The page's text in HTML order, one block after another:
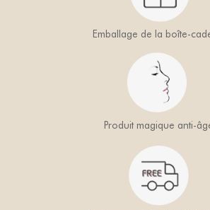
Emballage de la boîte-
Produit magique anti-